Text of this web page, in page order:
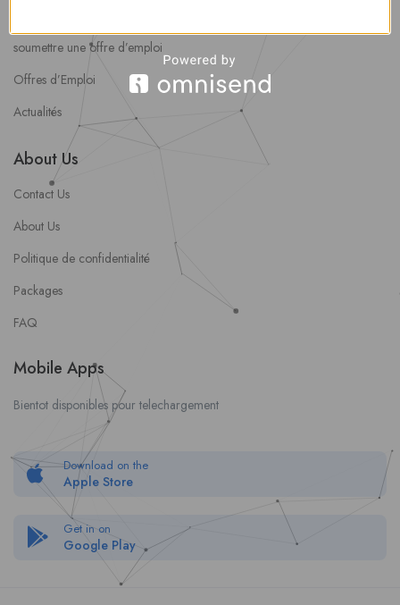
soumettre une offre d’emploi
Offres d’Emploi
Actualités
About Us
Contact Us
About Us
Politique de confidentialité
Packages
FAQ
Mobile Apps
Bientot disponibles pour telechargement
Download on the
Apple Store
Get in on
Google Play